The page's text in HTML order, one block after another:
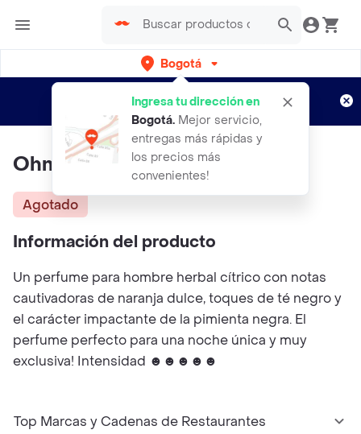
Bogotá
Ingresa tu dirección en
Bogotá. Mejor servicio,
entregas más rápidas y
los precios más
convenientes!
envíos gratis por semanas
Aplican TyC
Ohm Black YANBAL
Agotado
Información del producto
Un perfume para hombre herbal cítrico con notas
cautivadoras de naranja dulce, toques de té negro y
el carácter impactante de la pimienta negra. El
perfume perfecto para una noche única y muy
exclusiva! Intensidad ☻☻☻☻☻
Top Marcas y Cadenas de Restaurantes